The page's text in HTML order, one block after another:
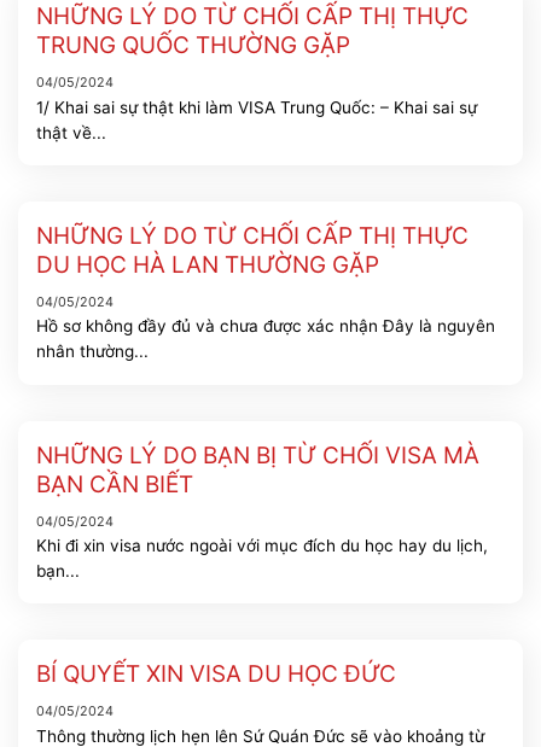
NHỮNG LÝ DO TỪ CHỐI CẤP THỊ THỰC
TRUNG QUỐC THƯỜNG GẶP
04/05/2024
1/ Khai sai sự thật khi làm VISA Trung Quốc: – Khai sai sự
thật về...
NHỮNG LÝ DO TỪ CHỐI CẤP THỊ THỰC
DU HỌC HÀ LAN THƯỜNG GẶP
04/05/2024
Hồ sơ không đầy đủ và chưa được xác nhận Đây là nguyên
nhân thường...
NHỮNG LÝ DO BẠN BỊ TỪ CHỐI VISA MÀ
BẠN CẦN BIẾT
04/05/2024
Khi đi xin visa nước ngoài với mục đích du học hay du lịch,
bạn...
BÍ QUYẾT XIN VISA DU HỌC ĐỨC
04/05/2024
Thông thường lịch hẹn lên Sứ Quán Đức sẽ vào khoảng từ